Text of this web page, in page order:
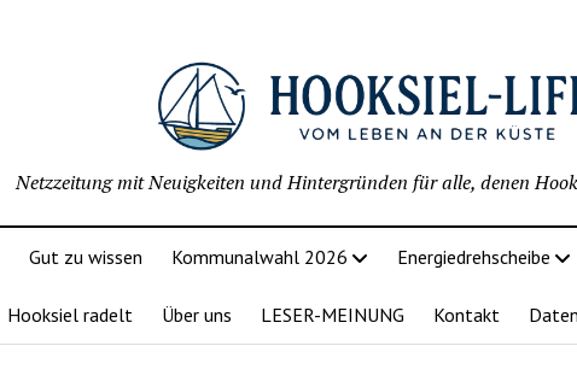
Netzzeitung mit Neuigkeiten und Hintergründen für alle, denen
Gut zu wissen Kommunalwahl 2026 Energiedrehscheibe
Hooksiel radelt Über uns LESER-MEINUNG Kontakt